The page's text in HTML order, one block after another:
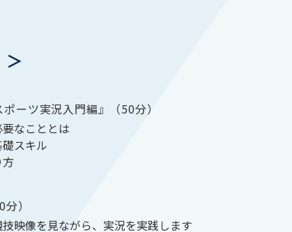
ーツ実況入門編』（50分）
なこととは
スキル
）
映像を見ながら、実況を実践します